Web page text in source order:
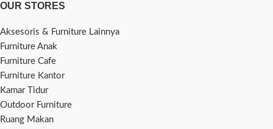
OUR STORES
Aksesoris & Furniture Lainnya
Furniture Anak
Furniture Cafe
Furniture Kantor
Kamar Tidur
Outdoor Furniture
Ruang Makan